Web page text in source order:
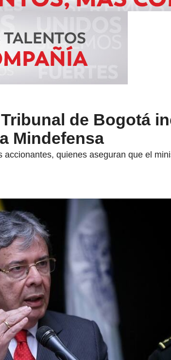
de Bogotá
Mindefensa
accionantes, quienes aseguran que el